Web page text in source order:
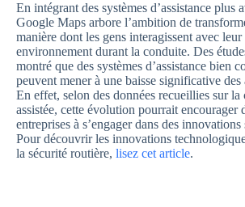
En intégrant des systèmes d’assistance plus
Google Maps arbore l’ambition de
manière dont les gens interagissent avec leur
environnement durant la conduite. Des
montré que des systèmes d’assistance bien
peuvent mener à une baisse significative des
En effet, selon des données recueillies sur la
assistée, cette évolution pourrait encourager
entreprises à s’engager dans des
Pour découvrir les innovations
la sécurité routière, lisez cet article.